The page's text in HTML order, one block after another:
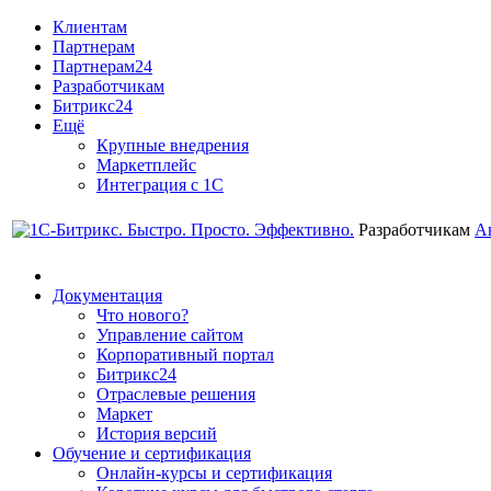
Клиентам
Партнерам
Партнерам24
Разработчикам
Битрикс24
Ещё
Крупные внедрения
Маркетплейс
Интеграция с 1С
Разработчикам
Документация
Что нового?
Управление сайтом
Корпоративный портал
Битрикс24
Отраслевые решения
Маркет
История версий
Обучение и сертификация
Онлайн-курсы и сертификация